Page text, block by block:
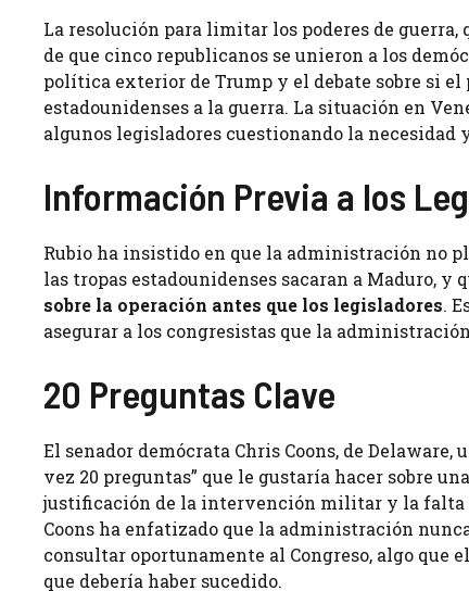
La resolución para limitar los poderes de guerra,
de que cinco republicanos se unieron a los
política exterior de Trump y el debate sobre si
estadounidenses a la guerra. La situación en
algunos legisladores cuestionando la
Información Previa a los
Rubio ha insistido en que la administración no
las tropas estadounidenses sacaran a Maduro, y
sobre la operación antes que los legisladores.
asegurar a los congresistas que la
20 Preguntas Clave
El senador demócrata Chris Coons, de
vez 20 preguntas” que le gustaría hacer sobre
justificación de la intervención militar y la falta
Coons ha enfatizado que la administración
consultar oportunamente al Congreso, algo que
que debería haber sucedido.